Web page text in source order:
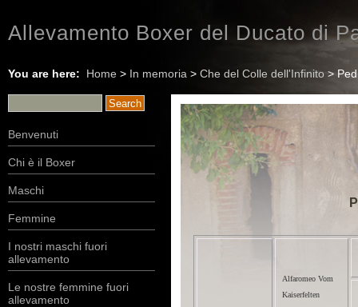
Allevamento Boxer del Ducato di
You are here: Home > In memoria > Che del Colle dell'Infinito >
Benvenuti
Chi è il Boxer
Maschi
Femmine
I nostri maschi fuori
allevamento
Le nostre femmine fuori
allevamento
Alfaromeo Vom
Kaiserfelten